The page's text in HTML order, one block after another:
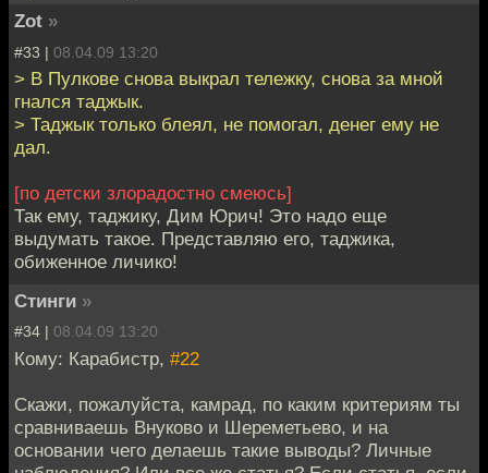
Zot »
#33 | 08.04.09 13:20
> В Пулкове снова выкрал тележку, снова за мной
гнался таджык.
> Таджык только блеял, не помогал, денег ему не
дал.
[по детски злорадостно смеюсь]
Так ему, таджику, Дим Юрич! Это надо еще
выдумать такое. Представляю его, таджика,
обиженное личико!
Стинги »
#34 | 08.04.09 13:20
Кому: Карабистр, #22
Скажи, пожалуйста, камрад, по каким критериям ты
сравниваешь Внуково и Шереметьево, и на
основании чего делаешь такие выводы? Личные